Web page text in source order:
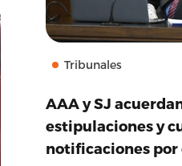
Tribunales
AAA y SJ
estipulaciones y
notificaciones por